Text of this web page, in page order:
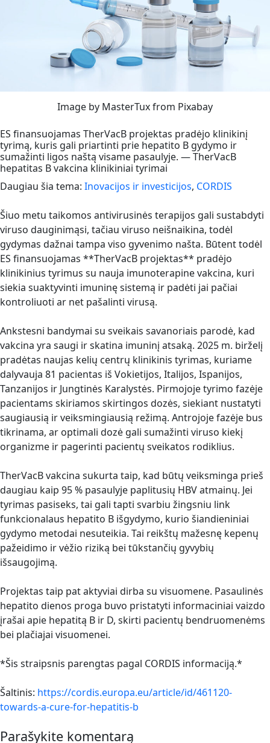
Image by MasterTux from Pixabay
ES finansuojamas TherVacB projektas pradėjo klinikinį
tyrimą, kuris gali priartinti prie hepatito B gydymo ir
sumažinti ligos naštą visame pasaulyje. — TherVacB
hepatitas B vakcina klinikiniai tyrimai
Daugiau šia tema: Inovacijos ir investicijos, CORDIS
Šiuo metu taikomos antivirusinės terapijos gali sustabdyti
viruso dauginimąsi, tačiau viruso neišnaikina, todėl
gydymas dažnai tampa viso gyvenimo našta. Būtent todėl
ES finansuojamas **TherVacB projektas** pradėjo
klinikinius tyrimus su nauja imunoterapine vakcina, kuri
siekia suaktyvinti imuninę sistemą ir padėti jai pačiai
kontroliuoti ar net pašalinti virusą.
Ankstesni bandymai su sveikais savanoriais parodė, kad
vakcina yra saugi ir skatina imuninį atsaką. 2025 m. birželį
pradėtas naujas kelių centrų klinikinis tyrimas, kuriame
dalyvauja 81 pacientas iš Vokietijos, Italijos, Ispanijos,
Tanzanijos ir Jungtinės Karalystės. Pirmojoje tyrimo fazėje
pacientams skiriamos skirtingos dozės, siekiant nustatyti
saugiausią ir veiksmingiausią režimą. Antrojoje fazėje bus
tikrinama, ar optimali dozė gali sumažinti viruso kiekį
organizme ir pagerinti pacientų sveikatos rodiklius.
TherVacB vakcina sukurta taip, kad būtų veiksminga prieš
daugiau kaip 95 % pasaulyje paplitusių HBV atmainų. Jei
tyrimas pasiseks, tai gali tapti svarbiu žingsniu link
funkcionalaus hepatito B išgydymo, kurio šiandieniniai
gydymo metodai nesuteikia. Tai reikštų mažesnę kepenų
pažeidimo ir vėžio riziką bei tūkstančių gyvybių
išsaugojimą.
Projektas taip pat aktyviai dirba su visuomene. Pasaulinės
hepatito dienos proga buvo pristatyti informaciniai vaizdo
įrašai apie hepatitą B ir D, skirti pacientų bendruomenėms
bei plačiajai visuomenei.
*Šis straipsnis parengtas pagal CORDIS informaciją.*
Šaltinis: https://cordis.europa.eu/article/id/461120-
towards-a-cure-for-hepatitis-b
Parašykite komentarą